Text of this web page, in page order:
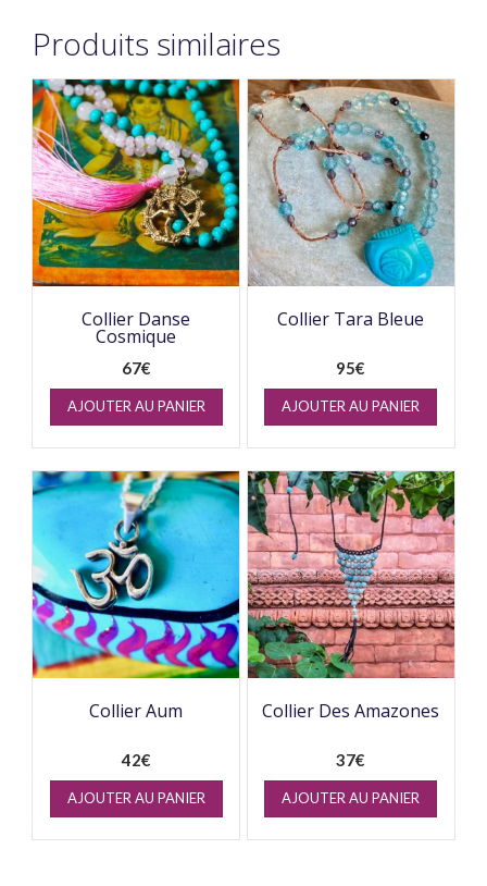
Produits similaires
Collier Danse
Cosmique
67€
AJOUTER AU PANIER
Collier Tara Bleue
95€
AJOUTER AU PANIER
Collier Aum
42€
AJOUTER AU PANIER
Collier Des Amazones
37€
AJOUTER AU PANIER